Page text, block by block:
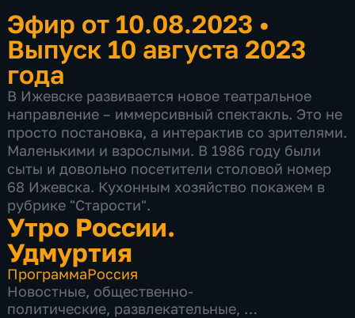
Эфир от 10.08.2023 •
Выпуск 10 августа 2023
года
В Ижевске развивается новое театральное
направление – иммерсивный спектакль. Это не
просто постановка, а интерактив со зрителями.
Маленькими и взрослыми. В 1986 году были
сыты и довольно посетители столовой номер
68 Ижевска. Кухонным хозяйство покажем в
рубрике "Старости".
Утро России.
Удмуртия
ПрограммаРоссия
Новостные, общественно-
политические, развлекательные,